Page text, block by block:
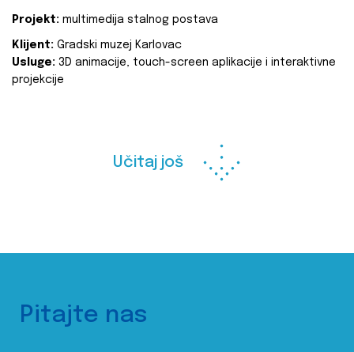
Projekt: multimedija stalnog postava
Klijent: Gradski muzej Karlovac
Usluge: 3D animacije, touch-screen aplikacije i interaktivne
projekcije
Učitaj još
Pitajte nas